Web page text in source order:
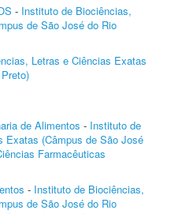
- Instituto de Biociências,
de São José do Rio
Letras e Ciências Exatas
de Alimentos - Instituto de
Exatas (Câmpus de São José
Farmacêuticas
- Instituto de Biociências,
de São José do Rio